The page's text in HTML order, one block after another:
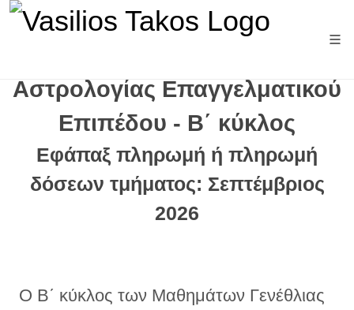
Αστρολογίας Επαγγελματικού
Επιπέδου - Β΄ κύκλος
Εφάπαξ πληρωμή ή πληρωμή
δόσεων τμήματος: Σεπτέμβριος
2026
Ο Β΄ κύκλος των Μαθημάτων Γενέθλιας